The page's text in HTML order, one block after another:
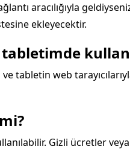
aracılığıyla
ekleyecektir.
web
Gizli ücretler